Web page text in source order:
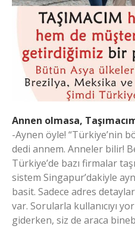
Annen olmasa,
-Aynen öyle! “Türkiye’nin
dedi annem. Anneler bilir!
Türkiye’de bazı firmalar
sistem Singapur’dakiyle
basit. Sadece adres
var. Sorularla kullanıcıyı
giderken, siz de araca